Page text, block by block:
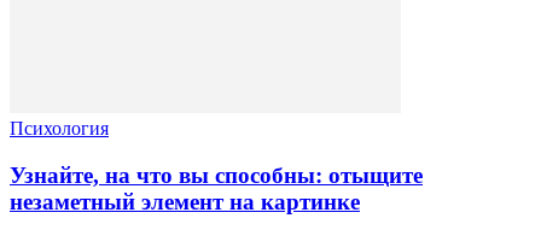
Психология
Узнайте, на что вы способны: отыщите
незаметный элемент на картинке